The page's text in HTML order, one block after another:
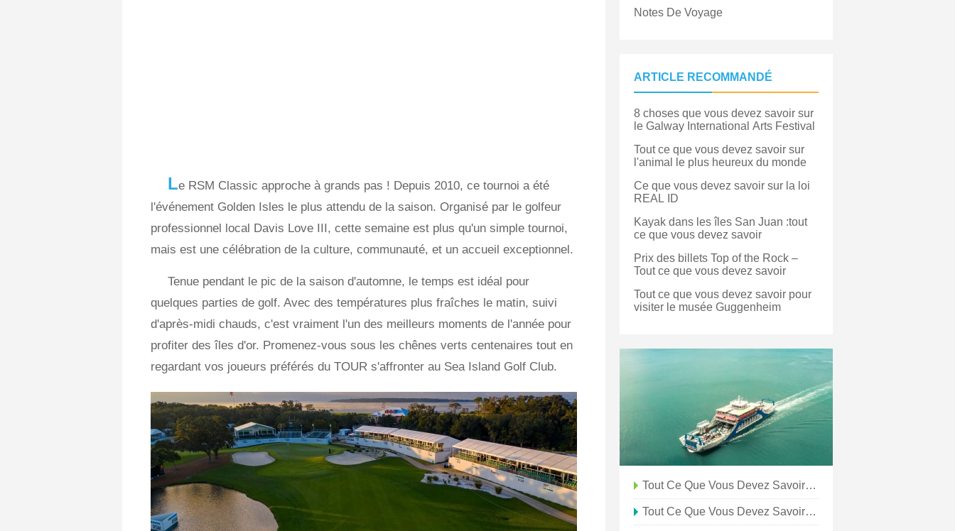
Le RSM Classic approche à grands pas ! Depuis 2010, ce tournoi a été
l'événement Golden Isles le plus attendu de la saison. Organisé par le golfeur
professionnel local Davis Love III, cette semaine est plus qu'un simple tournoi,
mais est une célébration de la culture, communauté, et un accueil exceptionnel.
Tenue pendant le pic de la saison d'automne, le temps est idéal pour
quelques parties de golf. Avec des températures plus fraîches le matin, suivi
d'après-midi chauds, c'est vraiment l'un des meilleurs moments de l'année pour
profiter des îles d'or. Promenez-vous sous les chênes verts centenaires tout en
regardant vos joueurs préférés du TOUR s'affronter au Sea Island Golf Club.
Notes De Voyage
ARTICLE RECOMMANDÉ
8 choses que vous devez savoir sur
le Galway International Arts Festival
Tout ce que vous devez savoir sur
l'animal le plus heureux du monde
Ce que vous devez savoir sur la loi
REAL ID
Kayak dans les îles San Juan :tout
ce que vous devez savoir
Prix ​​des billets Top of the Rock –
Tout ce que vous devez savoir
Tout ce que vous devez savoir pour
visiter le musée Guggenheim
Tout Ce Que Vous Devez Savoir Sur Le 4 Juillet À Kansas City
Tout Ce Que Vous Devez Savoir Sur L'été À Kansas City